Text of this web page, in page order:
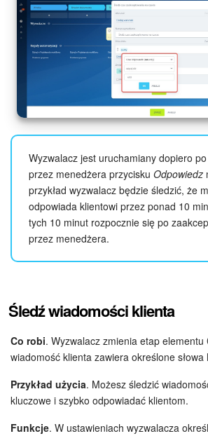
Wyzwalacz jest uruchamiany dopiero
przez menedżera przycisku Odpowiedz
przykład wyzwalacz będzie śledzić, że
odpowiada klientowi przez ponad 10
tych 10 minut rozpocznie się po
przez menedżera.
Śledź wiadomości klienta
Co robi. Wyzwalacz zmienia etap elementu
wiadomość klienta zawiera określone słowa
Przykład użycia. Możesz śledzić
kluczowe i szybko odpowiadać klientom.
Funkcje. W ustawieniach wyzwalacza